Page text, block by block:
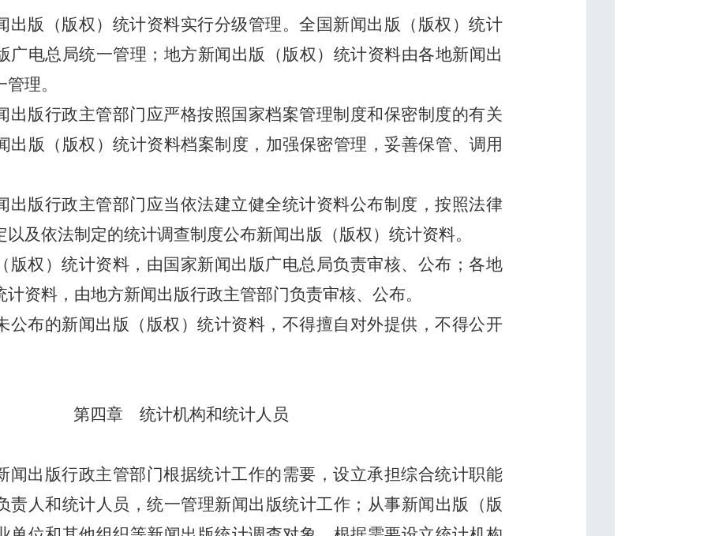
版（版权）统计资料实行分级管理。全国新闻出版（版权）统计
广电总局统一管理；地方新闻出版（版权）统计资料由各地新闻出
理。
版行政主管部门应严格按照国家档案管理制度和保密制度的有关
出版（版权）统计资料档案制度，加强保密管理，妥善保管、调用
版行政主管部门应当依法建立健全统计资料公布制度，按照法律
及依法制定的统计调查制度公布新闻出版（版权）统计资料。
版权）统计资料，由国家新闻出版广电总局负责审核、公布；各地
资料，由地方新闻出版行政主管部门负责审核、公布。
布的新闻出版（版权）统计资料，不得擅自对外提供，不得公开
第四章 统计机构和统计人员
闻出版行政主管部门根据统计工作的需要，设立承担综合统计职能
责人和统计人员，统一管理新闻出版统计工作；从事新闻出版（版